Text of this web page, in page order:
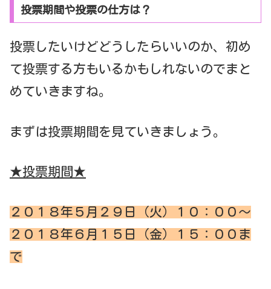
投票期間や投票の仕方は？
投票したいけどどうしたらいいのか、初め
て投票する方もいるかもしれないのでまと
めていきますね。
まずは投票期間を見ていきましょう。
★投票期間★
２０１８年５月２９日（火）１０：００～
２０１８年６月１５日（金）１５：００ま
で